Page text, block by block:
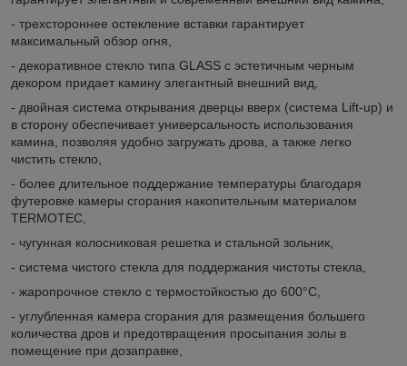
- трехстороннее остекление вставки гарантирует
максимальный обзор огня,
- декоративное стекло типа GLASS с эстетичным черным
декором придает камину элегантный внешний вид,
- двойная система открывания дверцы вверх (система Lift-up) и
в сторону обеспечивает универсальность использования
камина, позволяя удобно загружать дрова, а также легко
чистить стекло,
- более длительное поддержание температуры благодаря
футеровке камеры сгорания накопительным материалом
TERMOTEC,
- чугунная колосниковая решетка и стальной зольник,
- система чистого стекла для поддержания чистоты стекла,
- жаропрочное стекло с термостойкостью до 600°C,
- углубленная камера сгорания для размещения большего
количества дров и предотвращения просыпания золы в
помещение при дозаправке,